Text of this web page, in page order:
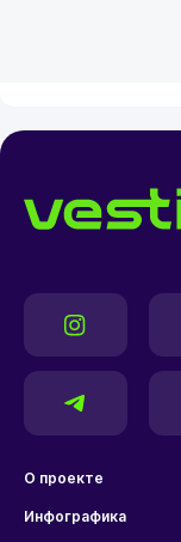
О проекте
Инфографика